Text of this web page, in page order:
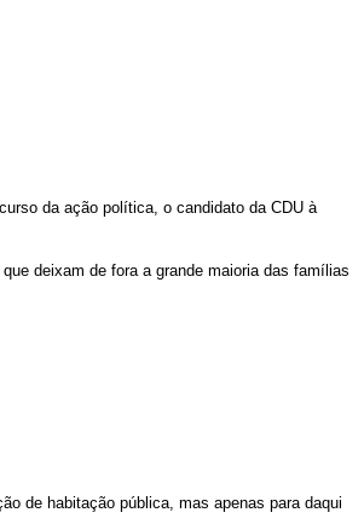
da ação política, o candidato da CDU à
deixam de fora a grande maioria das famílias
de habitação pública, mas apenas para daqui